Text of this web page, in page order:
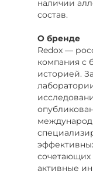
наличии
состав.
О бренде
Redox —
компания с
историей.
сочетающих
активные